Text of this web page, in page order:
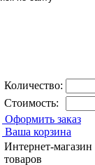
Количество:
Стоимость:
Оформить заказ
Ваша корзина
Интернет-магазин
товаров